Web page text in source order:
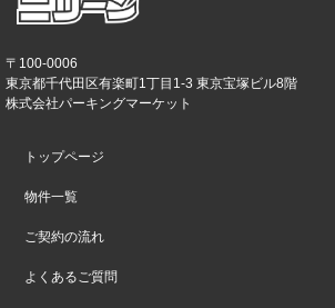
〒100-0006
東京都千代田区有楽町1丁目1-3 東京宝塚ビル8階
株式会社パーキングマーケット
トップページ
物件一覧
ご契約の流れ
よくあるご質問